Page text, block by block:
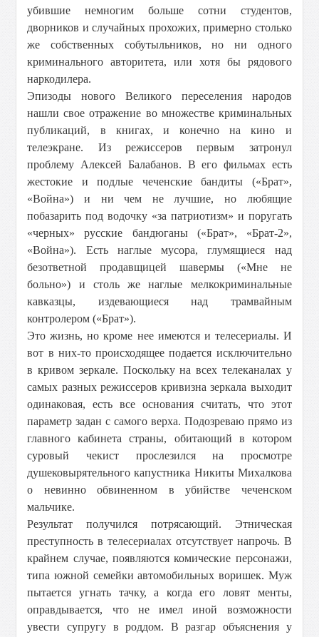
убившие немногим больше сотни студентов,
дворников и случайных прохожих, примерно столько
же собственных собутыльников, но ни одного
криминального авторитета, или хотя бы рядового
наркодилера.
Эпизоды нового Великого переселения народов
нашли свое отражение во множестве криминальных
публикаций, в книгах, и конечно на кино и
телеэкране. Из режиссеров первым затронул
проблему Алексей Балабанов. В его фильмах есть
жестокие и подлые чеченские бандиты («Брат»,
«Война») и ни чем не лучшие, но любящие
побазарить под водочку «за патриотизм» и поругать
«черных» русские бандюганы («Брат», «Брат-2»,
«Война»). Есть наглые мусора, глумящиеся над
безответной продавщицей шавермы («Мне не
больно») и столь же наглые мелкокриминальные
кавказцы, издевающиеся над трамвайным
контролером («Брат»).
Это жизнь, но кроме нее имеются и телесериалы. И
вот в них-то происходящее подается исключительно
в кривом зеркале. Поскольку на всех телеканалах у
самых разных режиссеров кривизна зеркала выходит
одинаковая, есть все основания считать, что этот
параметр задан с самого верха. Подозреваю прямо из
главного кабинета страны, обитающий в котором
суровый чекист прослезился на просмотре
душековырятельного капустника Никиты Михалкова
о невинно обвиненном в убийстве чеченском
мальчике.
Результат получился потрясающий. Этническая
преступность в телесериалах отсутствует напрочь. В
крайнем случае, появляются комические персонажи,
типа южной семейки автомобильных воришек. Муж
пытается угнать тачку, а когда его ловят менты,
оправдывается, что не имел иной возможности
увести супругу в роддом. В разгар объяснения у